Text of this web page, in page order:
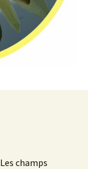
Les champs